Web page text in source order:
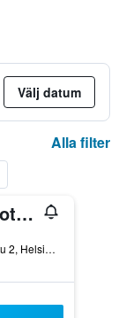
Välj datum
Alla filter
Clarion Hotel Helsinki
Tyynenmerenkatu 2, Helsingfors, Nyland, Finland